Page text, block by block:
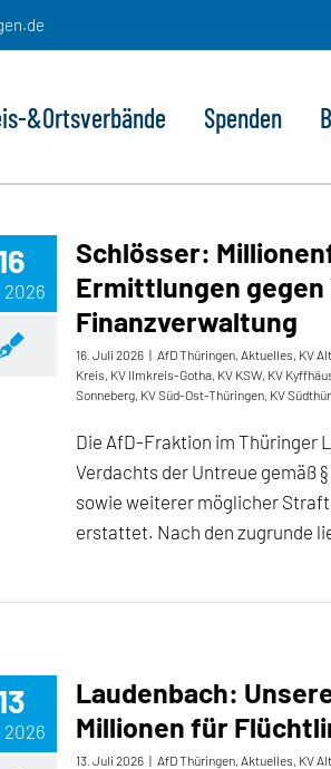
&Ortsverbände Spenden
2026
Schlösser:
Ermittlungen
Finanzverwaltung
16. Juli 2026 | AfD Thüringen, Aktuelles, KV
Kreis, KV Ilmkreis-Gotha, KV KSW, KV
Sonneberg, KV Süd-Ost-Thüringen, KV
Die AfD-Fraktion im Thüringer
Verdachts der Untreue gemäß
sowie weiterer möglicher
erstattet. Nach den zugrunde
2026
Laudenbach:
Millionen für
13. Juli 2026 | AfD Thüringen, Aktuelles, KV